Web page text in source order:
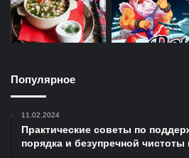
Популярное
11.02.2024
Практические советы по
порядка и безупречной чистоты